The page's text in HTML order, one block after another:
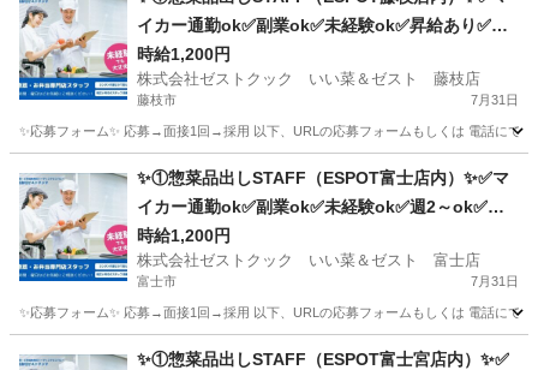
イカー通勤ok✅副業ok✅未経験ok✅昇給あり✅週2
～ok✅扶養内ok
時給1,200円
株式会社ゼストクック いい菜＆ゼスト 藤枝店
藤枝市 7月31日
✨応募フォーム✨ 応募→面接1回→採用 以下、URLの応募フォームもしくは 電話にて
キッチン スタッフ
✨①惣菜品出しSTAFF（ESPOT富士店内）✨✅マ
イカー通勤ok✅副業ok✅未経験ok✅週2～ok✅昇
給あり✅扶養内ok
時給1,200円
株式会社ゼストクック いい菜＆ゼスト 富士店
富士市 7月31日
✨応募フォーム✨ 応募→面接1回→採用 以下、URLの応募フォームもしくは 電話にて
キッチン スタッフ
✨①惣菜品出しSTAFF（ESPOT富士宮店内）✨✅